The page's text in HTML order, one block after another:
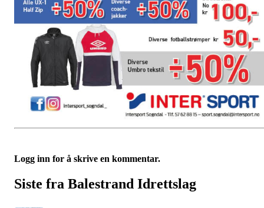
Logg inn for å skrive en kommentar.
Siste fra Balestrand Idrettslag